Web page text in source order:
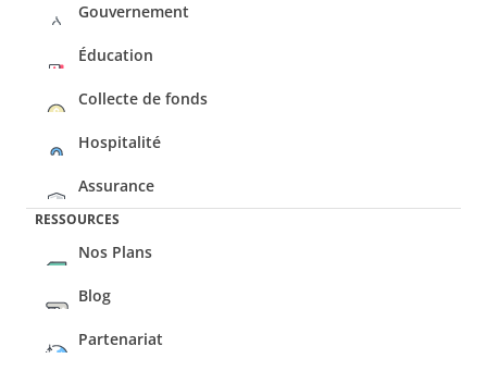
RESSOURCES
Blog
Partenariat
Nos Plans
Gouvernement
Éducation
Collecte de fonds
Hospitalité
Assurance